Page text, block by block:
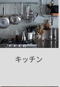
キッチン